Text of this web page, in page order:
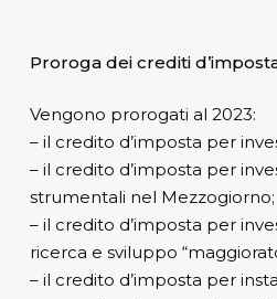
Proroga dei crediti
Vengono prorogati al 2023:
– il credito d’imposta per
– il credito d’imposta per
strumentali nel Mezzogiorno;
– il credito d’imposta per
ricerca e sviluppo
– il credito d’imposta per